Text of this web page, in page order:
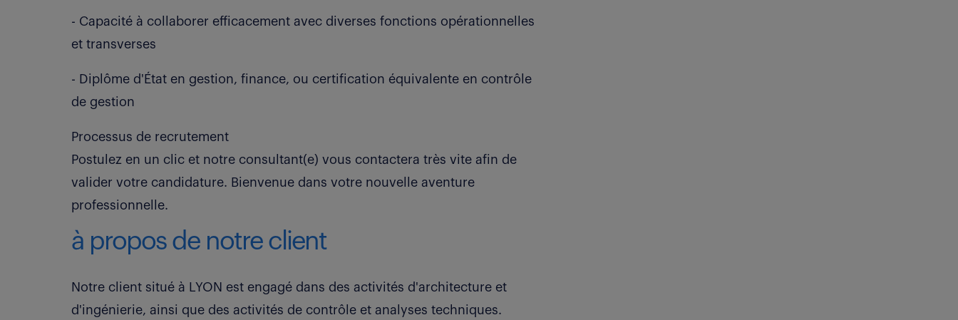
- Capacité à collaborer efficacement avec diverses fonctions opérationnelles
et transverses
- Diplôme d'État en gestion, finance, ou certification équivalente en contrôle
de gestion
Processus de recrutement
Postulez en un clic et notre consultant(e) vous contactera très vite afin de
valider votre candidature. Bienvenue dans votre nouvelle aventure
professionnelle.
à propos de notre client
Notre client situé à LYON est engagé dans des activités d'architecture et
d'ingénierie, ainsi que des activités de contrôle et analyses techniques.